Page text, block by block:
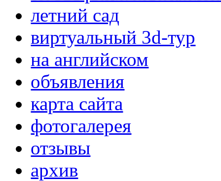
летний сад
виртуальный 3d-тур
на английском
объявления
карта сайта
фотогалерея
отзывы
архив